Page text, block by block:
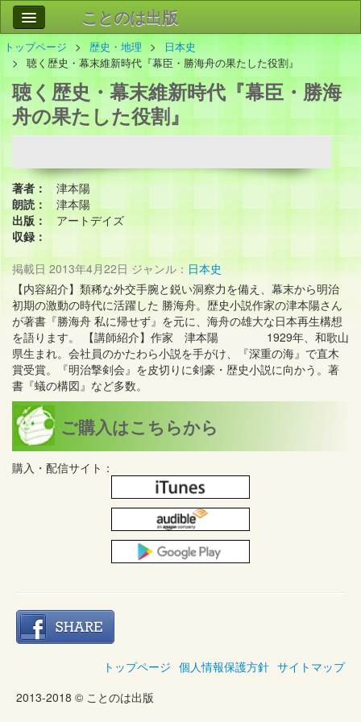
ことのは出版
作品
事業案内
会社情報
お問い合わせ
トップページ 歴史・地理
日本史
聴く歴史・幕末維新時代『幕臣・勝海舟の果たした役割』
聴く歴史・幕末維新時代『幕臣・勝海
舟の果たした役割』
著者：
津本陽
朗読：
津本陽
出版：
アートデイズ
収録：
掲載日 2013年4月22日 ジャンル： 日本史
【内容紹介】 類稀な外交手腕と鋭い洞察力を備え、幕末から明治
初期の激動の時代に活躍した 勝海舟。歴史小説作家の津本陽さん
が著書『勝海舟 私に帰せず』を元に、海舟の雄大な日本再生構想
を語ります。 【講師紹介】作家 津本陽 1929年、和歌山
県生まれ。会社員のかたわら小説を手がけ、『深重の海』で直木
賞受賞。『明治撃剣会』を皮切りに剣豪・歴史小説に向かう。著
書『蟻の構図』など多数。
ご購入はこちらから
購入・配信サイト：
トップページ 個人情報保護方針 サイトマップ
2013-2018 © ことのは出版